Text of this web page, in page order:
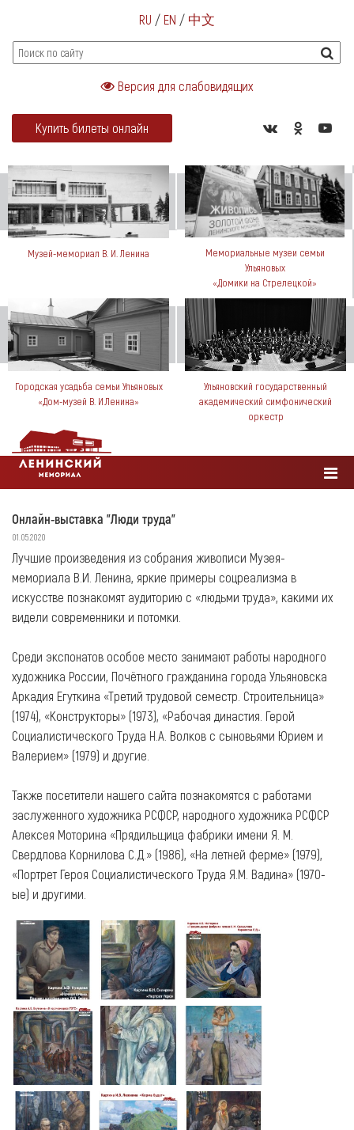
RU / EN / 中文
Версия для слабовидящих
Купить билеты онлайн
Музей-мемориал В. И. Ленина
Мемориальные музеи семьи
Ульяновых
«Домики на Стрелецкой»
Городская усадьба семьи Ульяновых
«Дом-музей В. И.Ленина»
Ульяновский государственный
академический симфонический
оркестр
Онлайн-выставка "Люди труда"
01.05.2020
Лучшие произведения из собрания живописи Музея-
мемориала В.И. Ленина, яркие примеры соцреализма в
искусстве познакомят аудиторию с «людьми труда», какими их
видели современники и потомки.
Среди экспонатов особое место занимают работы народного
художника России, Почётного гражданина города Ульяновска
Аркадия Егуткина «Третий трудовой семестр. Строительница»
(1974), «Конструкторы» (1973), «Рабочая династия. Герой
Социалистического Труда Н.А. Волков с сыновьями Юрием и
Валерием» (1979) и другие.
Также посетители нашего сайта познакомятся с работами
заслуженного художника РСФСР, народного художника РСФСР
Алексея Моторина «Прядильщица фабрики имени Я. М.
Свердлова Корнилова С.Д.» (1986), «На летней ферме» (1979),
«Портрет Героя Социалистического Труда Я.М. Вадина» (1970-
ые) и другими.